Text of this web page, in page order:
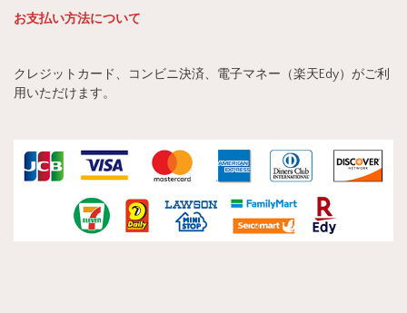
お支払い方法について
クレジットカード、コンビニ決済、電子マネー（楽天Edy）がご利
用いただけます。